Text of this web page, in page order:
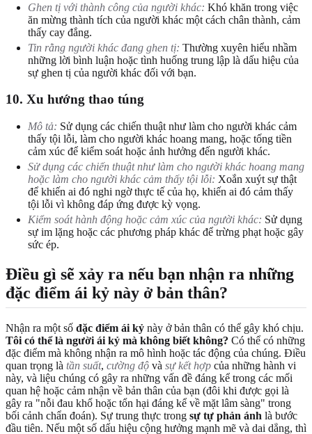
Ghen tị với thành công của người khác: Khó khăn trong việc
ăn mừng thành tích của người khác một cách chân thành, cảm
thấy cay đắng.
Tin rằng người khác đang ghen tị: Thường xuyên hiểu nhầm
những lời bình luận hoặc tình huống trung lập là dấu hiệu của
sự ghen tị của người khác đối với bạn.
10. Xu hướng thao túng
Mô tả: Sử dụng các chiến thuật như làm cho người khác cảm
thấy tội lỗi, làm cho người khác hoang mang, hoặc tống tiền
cảm xúc để kiểm soát hoặc ảnh hưởng đến người khác.
Sử dụng các chiến thuật như làm cho người khác hoang mang
hoặc làm cho người khác cảm thấy tội lỗi: Xoắn xuýt sự thật
để khiến ai đó nghi ngờ thực tế của họ, khiến ai đó cảm thấy
tội lỗi vì không đáp ứng được kỳ vọng.
Kiểm soát hành động hoặc cảm xúc của người khác: Sử dụng
sự im lặng hoặc các phương pháp khác để trừng phạt hoặc gây
sức ép.
Điều gì sẽ xảy ra nếu bạn nhận ra những
đặc điểm ái kỷ này ở bản thân?
Nhận ra một số đặc điểm ái kỷ này ở bản thân có thể gây khó chịu.
Tôi có thể là người ái kỷ mà không biết không? Có thể có những
đặc điểm mà không nhận ra mô hình hoặc tác động của chúng. Điều
quan trọng là tần suất, cường độ và sự kết hợp của những hành vi
này, và liệu chúng có gây ra những vấn đề đáng kể trong các mối
quan hệ hoặc cảm nhận về bản thân của bạn (đôi khi được gọi là
gây ra "nỗi đau khổ hoặc tổn hại đáng kể về mặt lâm sàng" trong
bối cảnh chẩn đoán). Sự trung thực trong sự tự phản ánh là bước
đầu tiên. Nếu một số dấu hiệu cộng hưởng mạnh mẽ và dai dẳng, thì